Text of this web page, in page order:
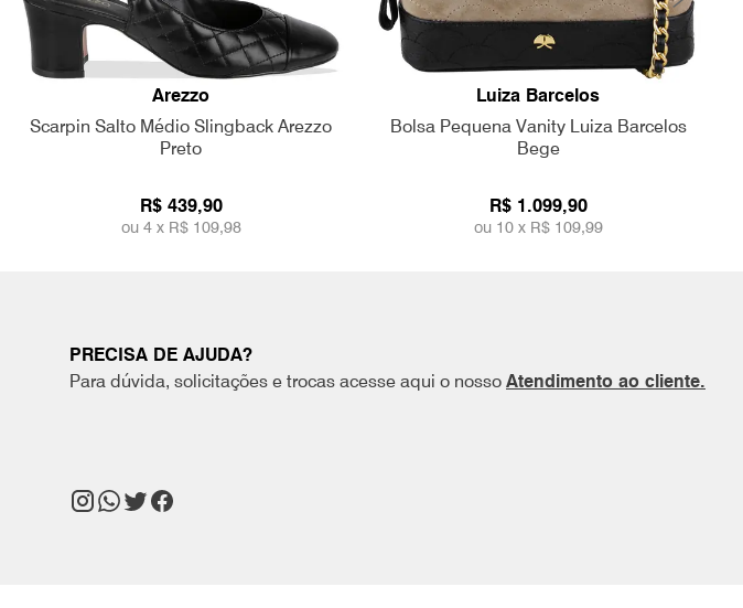
Arezzo
Scarpin Salto Médio Slingback Arezzo
Preto
R$ 439,90
ou 4 x R$ 109,98
Luiza Barcelos
Bolsa Pequena Vanity Luiza Barcelos
Bege
R$ 1.099,90
ou 10 x R$ 109,99
PRECISA DE AJUDA?
Para dúvida, solicitações e trocas acesse aqui o nosso Atendimento ao cliente.